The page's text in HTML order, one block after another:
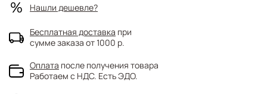
Нашли дешевле?
Бесплатная доставка при
сумме заказа от 1000 р.
Оплата после получения товара
Работаем с НДС. Есть ЭДО.